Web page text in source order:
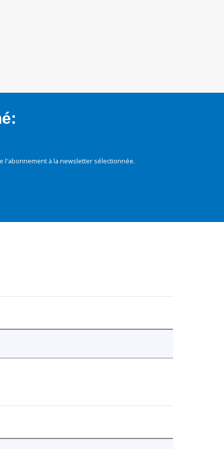
l'abonnement à la newsletter sélectionnée.